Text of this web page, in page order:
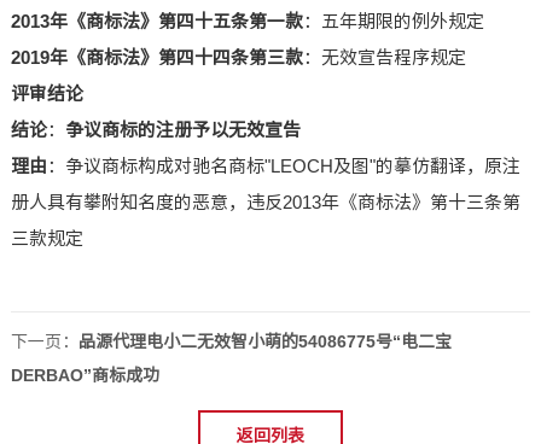
2013年《商标法》第四十五条第一款：五年期限的例外规定
2019年《商标法》第四十四条第三款：无效宣告程序规定
评审结论
结论： 争议商标的注册予以无效宣告
理由 ：争议商标构成对驰名商标"LEOCH及图"的摹仿翻译，原注
册人具有攀附知名度的恶意，违反2013年《商标法》第十三条第
三款规定
下一页： 品源代理电小二无效智小萌的54086775号“电二宝
DERBAO”商标成功
返回列表